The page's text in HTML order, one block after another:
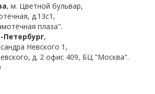
, м. Цветной бульвар,
д.13с1,
плаза".
Петербург,
Невского 1 ,
д. 2 офис 409, БЦ "Москва".